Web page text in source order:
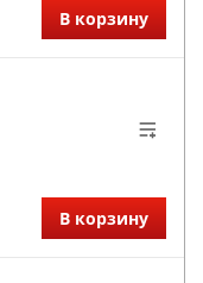
В корзину
В корзину